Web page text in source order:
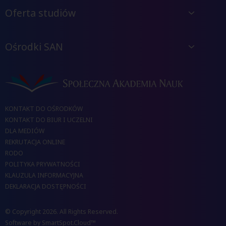
Oferta studiów
Ośrodki SAN
KONTAKT DO OŚRODKÓW
KONTAKT DO BIUR I UCZELNI
DLA MEDIÓW
REKRUTACJA ONLINE
RODO
POLITYKA PRYWATNOŚCI
KLAUZULA INFORMACYJNA
DEKLARACJA DOSTĘPNOŚCI
© Copyright 2026. All Rights Reserved.
Software by SmartSpot.Cloud™